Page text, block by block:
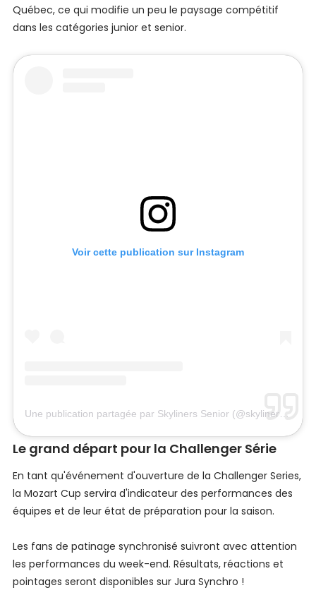
Québec, ce qui modifie un peu le paysage compétitif
dans les catégories junior et senior.
Voir cette publication sur Instagram
Une publication partagée par Skyliners Senior (@skylinerssenior_usa)
Le grand départ pour la Challenger Série
En tant qu'événement d'ouverture de la Challenger Series,
la Mozart Cup servira d'indicateur des performances des
équipes et de leur état de préparation pour la saison.
Les fans de patinage synchronisé suivront avec attention
les performances du week-end. Résultats, réactions et
pointages seront disponibles sur Jura Synchro !